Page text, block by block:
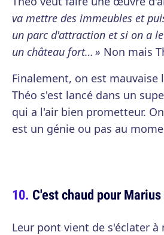
va mettre des immeubles et
un parc d'attraction et si on a
un château fort… » Non mais
Finalement, on est mauvaise
Théo s'est lancé dans un
qui a l'air bien prometteur.
est un génie ou pas au
C'est chaud pour
Leur pont vient de s'éclater à